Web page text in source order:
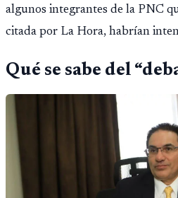
algunos integrantes de la PNC
citada por La Hora, habrían
Qué se sabe del